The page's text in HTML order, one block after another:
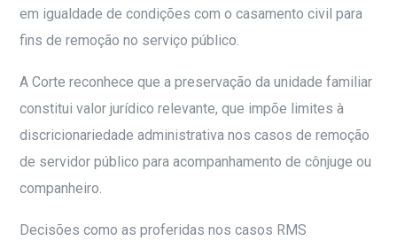
em igualdade de condições com o casamento civil para
fins de remoção no serviço público.
A Corte reconhece que a preservação da unidade familiar
constitui valor jurídico relevante, que impõe limites à
discricionariedade administrativa nos casos de remoção
de servidor público para acompanhamento de cônjuge ou
companheiro.
Decisões como as proferidas nos casos RMS